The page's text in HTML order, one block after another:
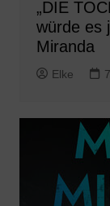
„DIE
würde es
Miranda
Elke